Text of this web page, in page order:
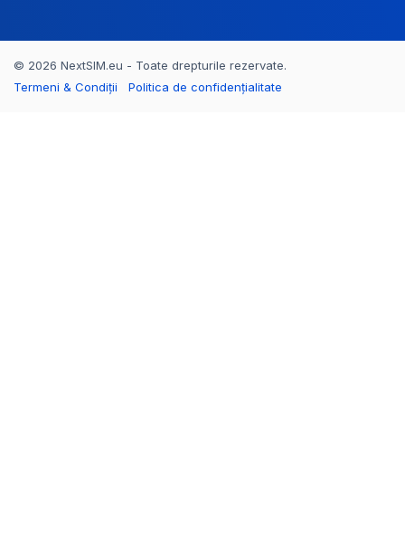
© 2026 NextSIM.eu - Toate drepturile rezervate.
Termeni & Condiții
Politica de confidențialitate